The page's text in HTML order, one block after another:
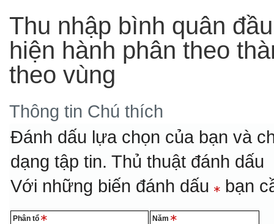
Thu nhập bình quân
hiện hành phân theo
theo vùng
Thông tin Chú thích
Đánh dấu lựa chọn của bạn và
dạng tập tin.Thủ thuật đánh dấu
Với những biến đánh dấu bạn
Phân tổ Năm